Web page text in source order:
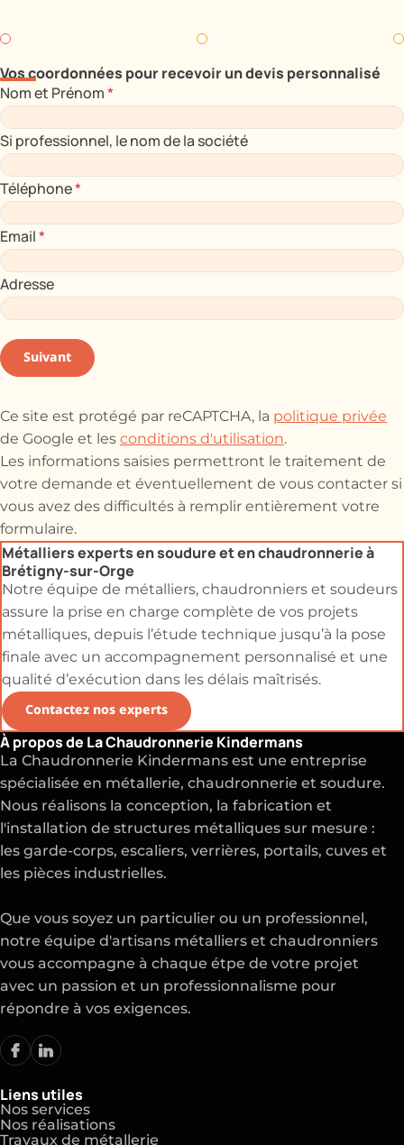
Vos coordonnées pour recevoir un devis personnalisé
Nom et Prénom*
Si professionnel, le nom de la société
Téléphone*
Email*
Adresse
Suivant
Ce site est protégé par reCAPTCHA, la politique privée
de Google et lesconditions d'utilisation.
Les informations saisies permettront le traitement de
votre demande et éventuellement de vous contacter si
vous avez des difficultés à remplir entièrement votre
formulaire.
Métalliers experts en soudure et en chaudronnerie à
Brétigny-sur-Orge
Notre équipe de métalliers, chaudronniers et soudeurs
assure la prise en charge complète de vos projets
métalliques, depuis l’étude technique jusqu’à la pose
finale avec un accompagnement personnalisé et une
qualité d’exécution dans les délais maîtrisés.
Contactez nos experts
À propos de La Chaudronnerie Kindermans
La Chaudronnerie Kindermans est une entreprise
spécialisée en métallerie, chaudronnerie et soudure.
Nous réalisons la conception, la fabrication et
l'installation de structures métalliques sur mesure :
les garde-corps, escaliers, verrières, portails, cuves et
les pièces industrielles.
Que vous soyez un particulier ou un professionnel,
notre équipe d'artisans métalliers et chaudronniers
vous accompagne à chaque étpe de votre projet
avec un passion et un professionnalisme pour
répondre à vos exigences.
Liens utiles
Nos services
Nos réalisations
Travaux de métallerie